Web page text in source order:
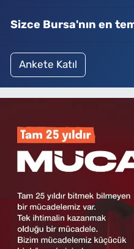
Sizce Bursa'nın en
Ankete Katıl